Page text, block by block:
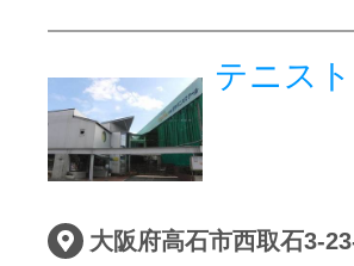
テニス
大阪府高石市西取石3-